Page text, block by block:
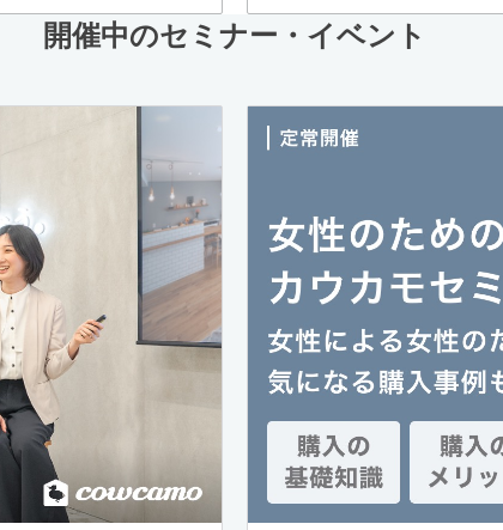
開催中のセミナー・イベント